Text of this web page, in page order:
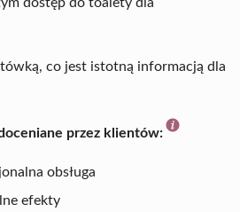
co jest istotną informacją dla
przez klientów:
obsługa
efekty